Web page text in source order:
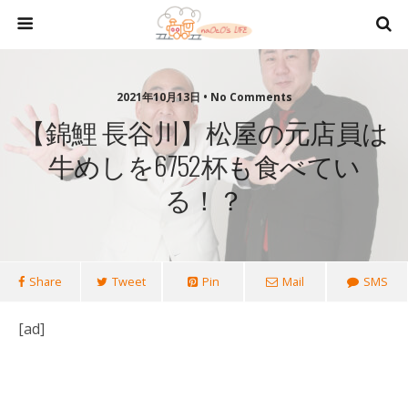
2021年10月13日 • No Comments
【錦鯉 長谷川】松屋の元店員は
牛めしを6752杯も食べてい
る！？
Share Tweet Pin Mail SMS
[ad]